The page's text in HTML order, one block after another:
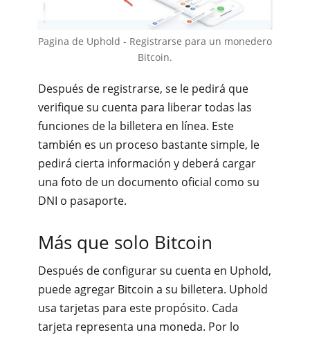
Pagina de Uphold - Registrarse para un monedero
Bitcoin.
Después de registrarse, se le pedirá que
verifique su cuenta para liberar todas las
funciones de la billetera en línea. Este
también es un proceso bastante simple, le
pedirá cierta información y deberá cargar
una foto de un documento oficial como su
DNI o pasaporte.
Más que solo Bitcoin
Después de configurar su cuenta en Uphold,
puede agregar Bitcoin a su billetera. Uphold
usa tarjetas para este propósito. Cada
tarjeta representa una moneda. Por lo